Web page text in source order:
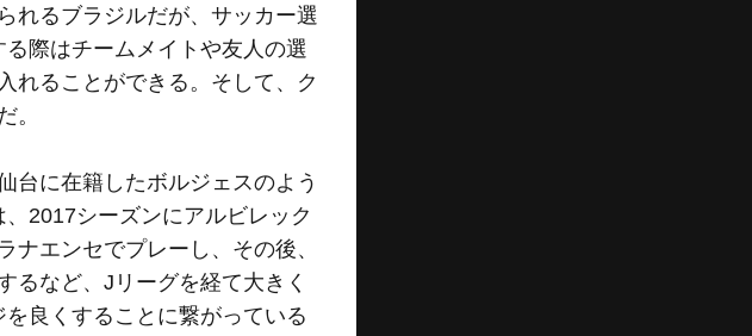
れるブラジルだが、サッカー選
際はチームメイトや友人の選
れることができる。そして、ク
。
台に在籍したボルジェスのよう
2017シーズンにアルビレック
エンセでプレーし、その後、
るなど、Jリーグを経て大きく
良くすることに繋がっている